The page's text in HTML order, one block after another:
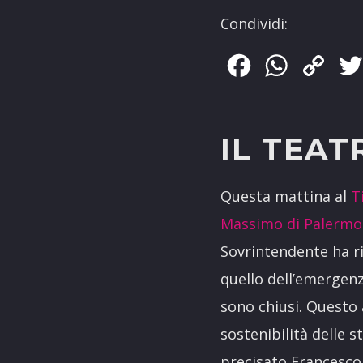
Condividi:
FacebookWhatsApp
Copy
IL
Questa mattina al
Massimo di Palermo
Sovrintendente ha
quello
sono chiusi.
sostenibilità delle